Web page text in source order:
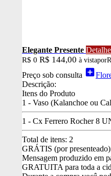
Elegante Presente
R$ 0 R$ 144,00 à vistapor
Preço sob consulta add_box
Descrição:
Itens do Produto
1 - Vaso (Kalanchoe ou
1 - Cx Ferrero Rocher 8
Total de itens: 2
GRÁTIS (por
Mensagem produzido em
GRATUITA para toda a